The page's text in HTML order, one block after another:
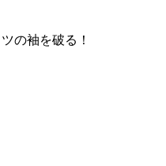
の袖を破る！